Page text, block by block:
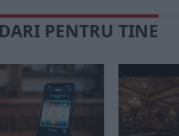
PENTRU TINE